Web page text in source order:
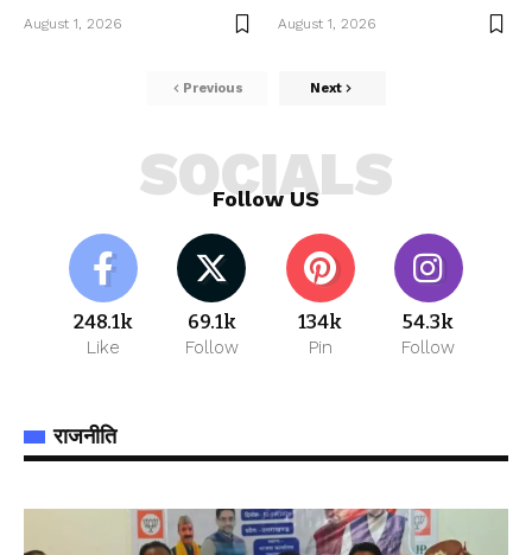
August 1, 2026 August 1, 2026
Previous Next
Follow US
SOCIALS
248.1k
Like
69.1k
Follow
134k
Pin
54.3k
Follow
राजनीति